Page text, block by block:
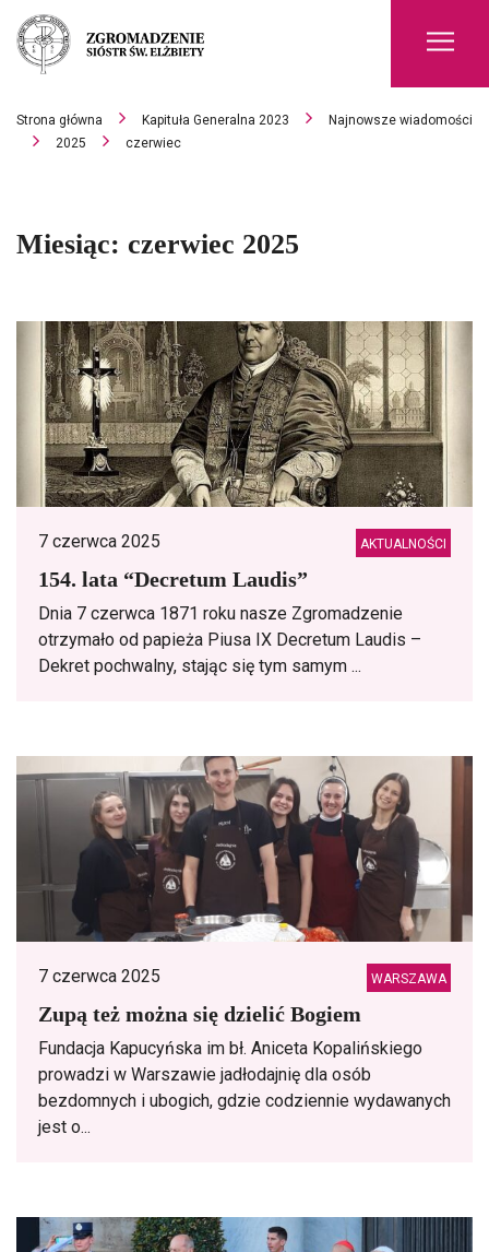
Strona główna Kapituła Generalna 2023
Najnowsze wiadomości
2025
czerwiec
Miesiąc: czerwiec 2025
7 czerwca 2025 AKTUALNOŚCI
154. lata “Decretum Laudis”
Dnia 7 czerwca 1871 roku nasze Zgromadzenie
otrzymało od papieża Piusa IX Decretum Laudis –
Dekret pochwalny, stając się tym samym ...
7 czerwca 2025 WARSZAWA
Zupą też można się dzielić Bogiem
Fundacja Kapucyńska im bł. Aniceta Kopalińskiego
prowadzi w Warszawie jadłodajnię dla osób
bezdomnych i ubogich, gdzie codziennie wydawanych
jest o...